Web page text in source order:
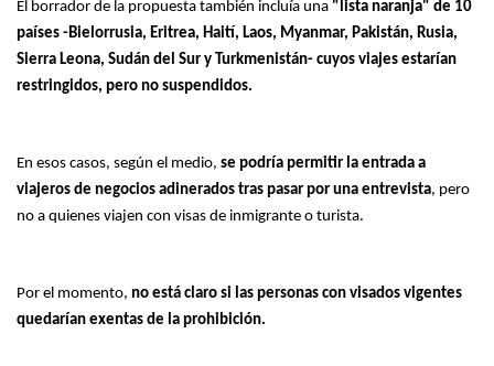
El borrador de la propuesta también incluía una "lista naranja" de 10
países -Bielorrusia, Eritrea, Haití, Laos, Myanmar, Pakistán, Rusia,
Sierra Leona, Sudán del Sur y Turkmenistán- cuyos viajes estarían
restringidos, pero no suspendidos.
En esos casos, según el medio, se podría permitir la entrada a
viajeros de negocios adinerados tras pasar por una entrevista, pero
no a quienes viajen con visas de inmigrante o turista.
Por el momento, no está claro si las personas con visados vigentes
quedarían exentas de la prohibición.